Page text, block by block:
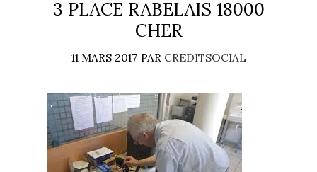
3 PLACE RABELAIS 18000
CHER
11 MARS 2017 PAR CREDITSOCIAL